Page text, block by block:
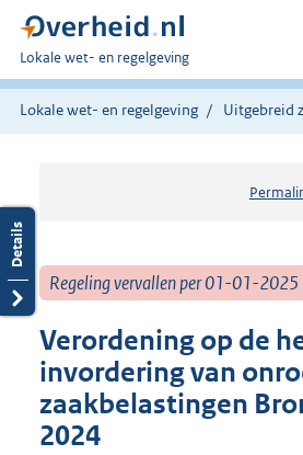
U
bent
hier:
Lokale wet- en regelgeving
Lokale wet- en regelgeving Uitgebreid
Regeling vervallen per 01-01-2025
Verordening op de
invordering van
zaakbelastingen
2024